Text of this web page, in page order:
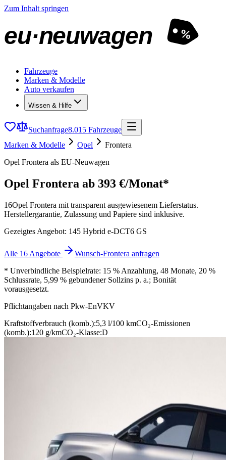
Zum Inhalt springen
eu·neuwagen %
Fahrzeuge
Marken & Modelle
Auto verkaufen
Wissen & Hilfe
Suchanfrage8.015 Fahrzeuge
Marken & Modelle
Opel
Frontera
Opel Frontera als EU-Neuwagen
Opel Frontera ab 393 €/Monat*
16Opel Frontera mit transparent ausgewiesenem Lieferstatus.
Herstellergarantie, Zulassung und Papiere sind inklusive.
Gezeigtes Angebot: 145 Hybrid e-DCT6 GS
Alle 16 Angebote
Wunsch-Frontera anfragen
* Unverbindliche Beispielrate: 15 % Anzahlung, 48 Monate, 20 %
Schlussrate, 5,99 % gebundener Sollzins p. a.; Bonität
vorausgesetzt.
Pflichtangaben nach Pkw-EnVKV
Kraftstoffverbrauch (komb.):5,3 l/100 kmCO₂-Emissionen
(komb.):120 g/kmCO₂-Klasse:D